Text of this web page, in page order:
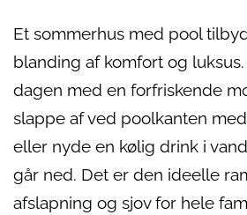
Et sommerhus med pool
blanding af komfort og
dagen med en forfriskende
slappe af ved poolkanten
eller nyde en kølig drink i
går ned. Det er den ideelle
afslapning og sjov for hele